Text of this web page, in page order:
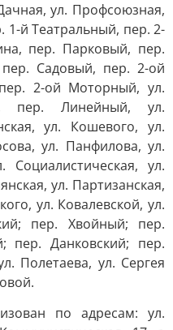
ул. Профсоюзная,
1-й Театральный, пер. 2-
пер. Парковый, пер.
Садовый, пер. 2-ой
2-ой Моторный, ул.
пер. Линейный, ул.
ул. Кошевого, ул.
ул. Панфилова, ул.
ул.
ул. Партизанская,
ул. Ковалевской, ул.
пер. Хвойный; пер.
пер. Данковский; пер.
Полетаева, ул. Сергея
по адресам: ул.